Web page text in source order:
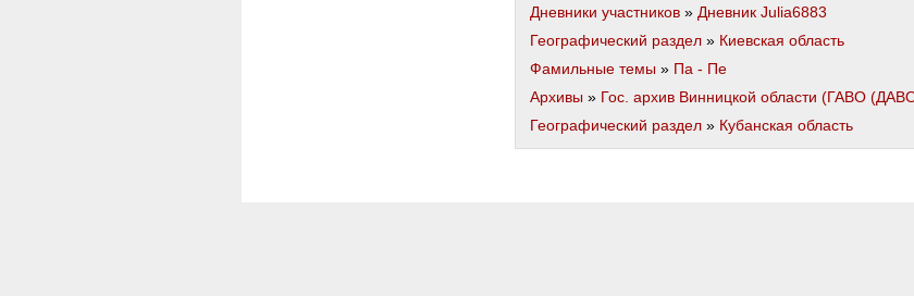
Дневники участников » Дневник Julia6883
Географический раздел » Киевская область
Фамильные темы » Па - Пе
Архивы » Гос. архив Винницкой области (ГАВО
Географический раздел » Кубанская область